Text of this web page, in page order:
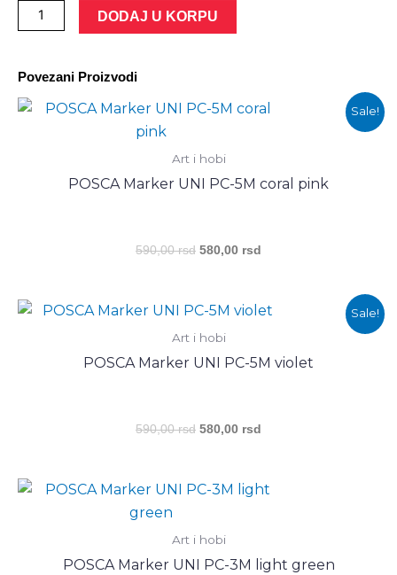
POSCA
Marker
PC-
3M
DODAJ U KORPU
Povezani Proizvodi
Sale!
Art i hobi
POSCA Marker UNI PC-5M coral pink
590,00rsd
Оригинална
била:
580,00 rsd
Тренутна
Sale!
Art i hobi
POSCA Marker UNI PC-5M violet
590,00rsd
Оригинална
је
била:
590,00 rsd.
580,00 rsd
Тренутна
580,00 rsd.
Art i hobi
POSCA Marker UNI PC-3M light green